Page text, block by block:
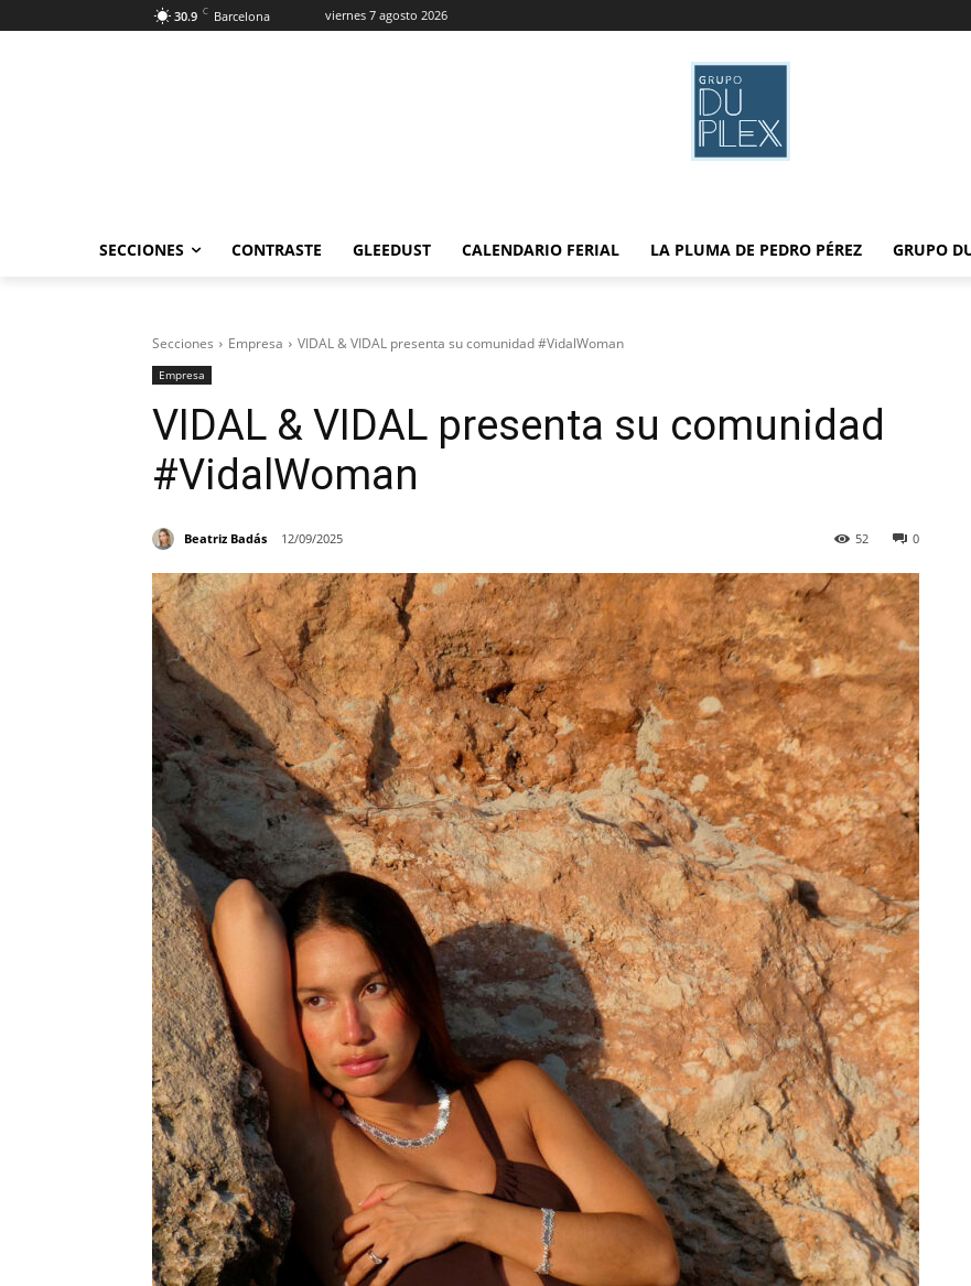
30.9 C Barcelona viernes 7 agosto 2026
SECCIONES CONTRASTE GLEEDUST CALENDARIO FERIAL LA PLUMA DE PEDRO PÉREZ GRUPO
Secciones Empresa VIDAL & VIDAL presenta su comunidad #VidalWoman
Empresa
VIDAL & VIDAL presenta su comunidad
#VidalWoman
Beatriz Badás 12/09/2025 0
52